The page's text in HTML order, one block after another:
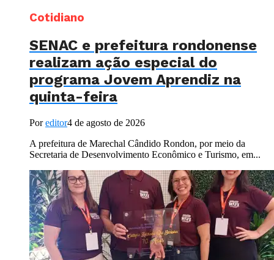
Cotidiano
SENAC e prefeitura rondonense
realizam ação especial do
programa Jovem Aprendiz na
quinta-feira
Poreditor4 de agosto de 2026
A prefeitura de Marechal Cândido Rondon, por meio da
Secretaria de Desenvolvimento Econômico e Turismo, em...